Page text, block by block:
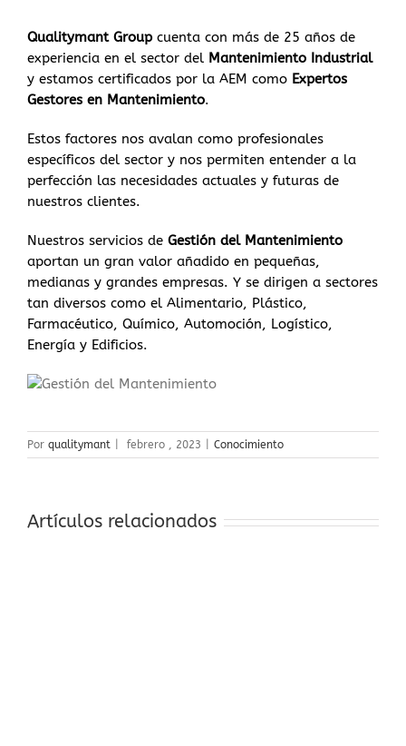
Qualitymant Groupcuenta con más de 25 años de
experiencia en el sector del Mantenimiento Industrial
y estamos certificados por la AEM como Expertos
Gestores en Mantenimiento.
Estos factores nos avalan como profesionales
específicos del sector y nos permiten entender a la
perfección las necesidades actuales y futuras de
nuestros clientes.
Nuestros servicios de Gestión del Mantenimiento
aportan un gran valor añadido en pequeñas,
medianas y grandes empresas. Y se dirigen a sectores
tan diversos como el Alimentario, Plástico,
Farmacéutico, Químico, Automoción, Logístico,
Energía y Edificios.
Por qualitymant febrero , 2023 Conocimiento
Artículos relacionados